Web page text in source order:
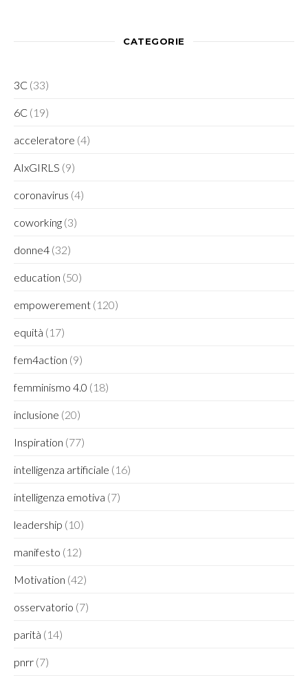
CATEGORIE
3C (33)
6C (19)
acceleratore (4)
AIxGIRLS (9)
coronavirus (4)
coworking (3)
donne4 (32)
education (50)
empowerement (120)
equità (17)
fem4action (9)
femminismo 4.0 (18)
inclusione (20)
Inspiration (77)
intelligenza artificiale (16)
intelligenza emotiva (7)
leadership (10)
manifesto (12)
Motivation (42)
osservatorio (7)
parità (14)
pnrr (7)